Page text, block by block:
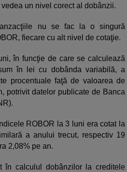
un nivel corect al dobânzii.
nu se fac la o singură
fiecare cu alt nivel de cotaţie.
în funcţie de care se calculează
în lei cu dobânda variabilă, a
procentuale faţă de valoarea de
potrivit datelor publicate de Banca
ROBOR la 3 luni era cotat la
a anului trecut, respectiv 19
2,08% pe an.
în calculul dobânzilor la creditele